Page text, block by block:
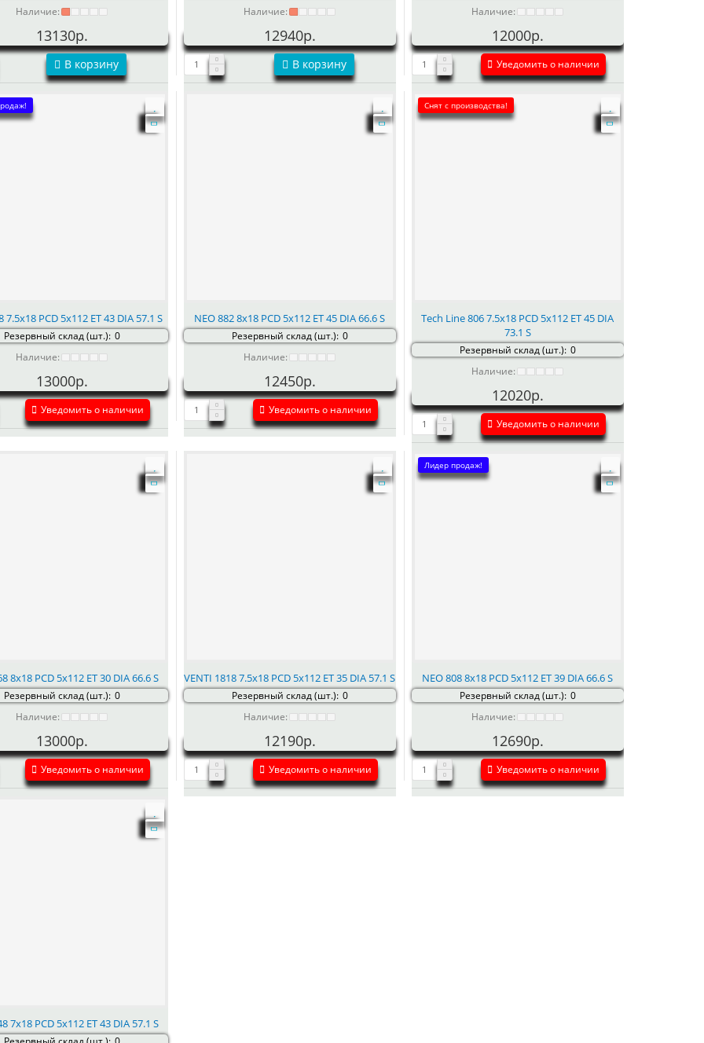
Наличие:
13130р.
В корзину
Наличие:
12940р.
В корзину
Наличие:
12000р.
Уведомить о наличии
7.5x18 PCD 5x112 ET 43 DIA 57.1 S
Резервный склад (шт.): 0
Наличие:
13000р.
Уведомить о наличии
NEO 882 8x18 PCD 5x112 ET 45 DIA 66.6 S
Резервный склад (шт.): 0
Наличие:
12450р.
Уведомить о наличии
Снят с производства!
Tech Line 806 7.5x18 PCD 5x112 ET 45 DIA
73.1 S
Резервный склад (шт.): 0
Наличие:
12020р.
Уведомить о наличии
8x18 PCD 5x112 ET 30 DIA 66.6 S
Резервный склад (шт.): 0
Наличие:
13000р.
Уведомить о наличии
VENTI 1818 7.5x18 PCD 5x112 ET 35 DIA 57.1 S
Резервный склад (шт.): 0
Наличие:
12190р.
Уведомить о наличии
Лидер продаж!
NEO 808 8x18 PCD 5x112 ET 39 DIA 66.6 S
Резервный склад (шт.): 0
Наличие:
12690р.
Уведомить о наличии
7x18 PCD 5x112 ET 43 DIA 57.1 S